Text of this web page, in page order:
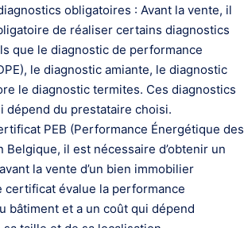
obligatoires : Avant la vente, il
de réaliser certains diagnostics
que le diagnostic de performance
le diagnostic amiante, le diagnostic
le diagnostic termites. Ces diagnostics
dépend du prestataire choisi.
PEB (Performance Énergétique des
Belgique, il est nécessaire d’obtenir un
la vente d’un bien immobilier
certificat évalue la performance
bâtiment et a un coût qui dépend